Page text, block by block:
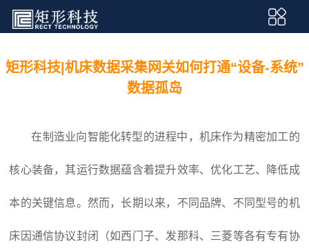
矩形科技|机床数据采集网关如何打通“设备-系统”
数据孤岛
在制造业向智能化转型的进程中，机床作为精密加工的
核心装备，其运行数据蕴含着提升效率、优化工艺、降低成
本的关键信息。然而，长期以来，不同品牌、不同型号的机
床因通信协议封闭（如西门子、发那科、三菱等各有专有协